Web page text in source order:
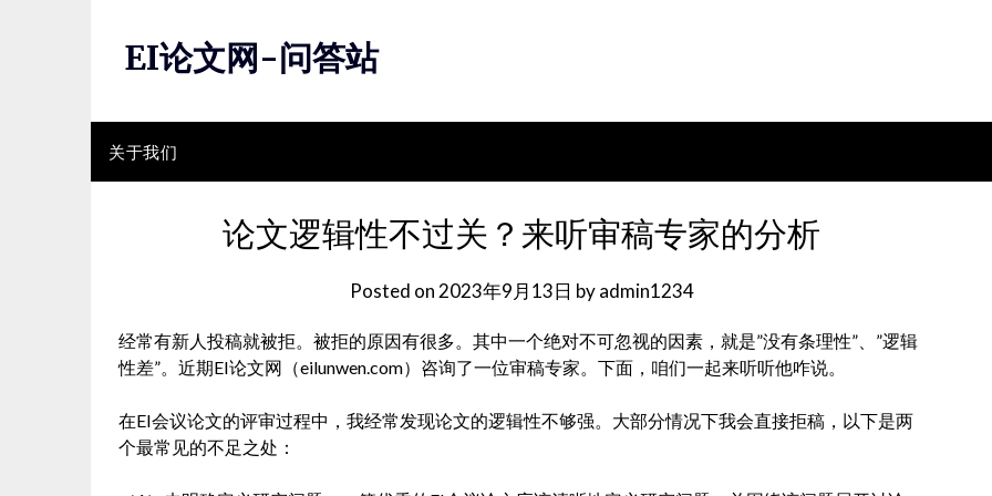
EI论文网-问答站
关于我们
论文逻辑性不过关？来听审稿专家的分析
Posted on 2023年9月13日 byadmin1234
经常有新人投稿就被拒。被拒的原因有很多。其中一个绝对不可忽视的因素，就是”没有条理性”、”逻辑
性差”。近期EI论文网（eilunwen.com）咨询了一位审稿专家。下面，咱们一起来听听他咋说。
在EI会议论文的评审过程中，我经常发现论文的逻辑性不够强。大部分情况下我会直接拒稿，以下是两
个最常见的不足之处：